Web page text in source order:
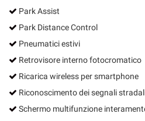
Park Assist
Park Distance Control
Pneumatici estivi
Retrovisore interno fotocromatico
Ricarica wireless per smartphone
Riconoscimento dei segnali
Schermo multifunzione